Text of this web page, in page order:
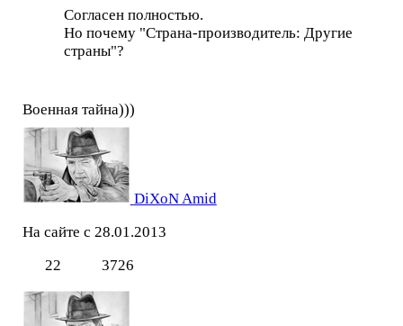
Согласен полностью.
Но почему "Страна-производитель: Другие
страны"?
Военная тайна)))
DiXoN Amid
На сайте с 28.01.2013
22
3726